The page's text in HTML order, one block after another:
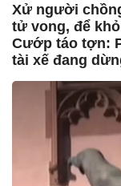
Xử người
tử vong, để
Cướp táo tợn:
tài xế đang